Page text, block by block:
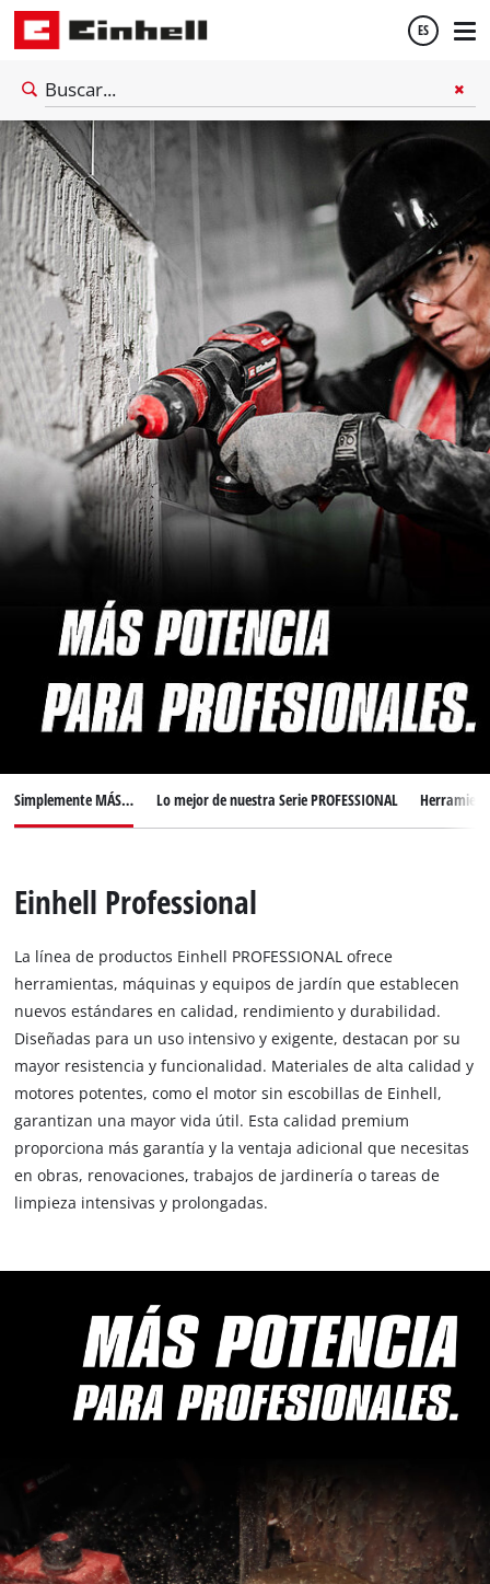
ES
Español
English
Simplemente MÁS… Lo mejor de nuestra Serie PROFESSIONAL
Einhell Professional
La línea de productos Einhell PROFESSIONAL ofrece
herramientas, máquinas y equipos de jardín que establecen
nuevos estándares en calidad, rendimiento y durabilidad.
Diseñadas para un uso intensivo y exigente, destacan por su
mayor resistencia y funcionalidad. Materiales de alta calidad y
motores potentes, como el motor sin escobillas de Einhell,
garantizan una mayor vida útil. Esta calidad premium
proporciona más garantía y la ventaja adicional que necesitas
en obras, renovaciones, trabajos de jardinería o tareas de
limpieza intensivas y prolongadas.